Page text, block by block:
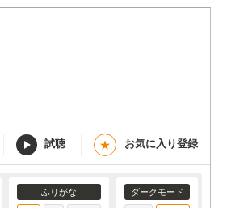
試聴 ★ お気に入り登録
ふりがな ダークモード